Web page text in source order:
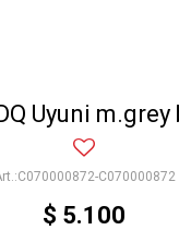
Uyuni m.grey
C070000872-C070000872
$ 5.100